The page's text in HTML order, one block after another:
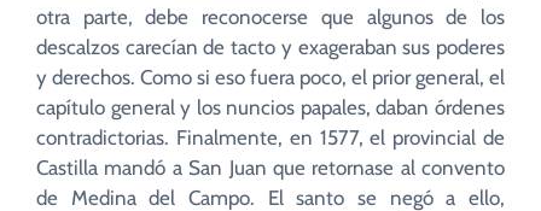
otra parte, debe reconocerse que algunos de los
descalzos carecían de tacto y exageraban sus poderes
y derechos. Como si eso fuera poco, el prior general, el
capítulo general y los nuncios papales, daban órdenes
contradictorias. Finalmente, en 1577, el provincial de
Castilla mandó a San Juan que retornase al convento
de Medina del Campo. El santo se negó a ello,